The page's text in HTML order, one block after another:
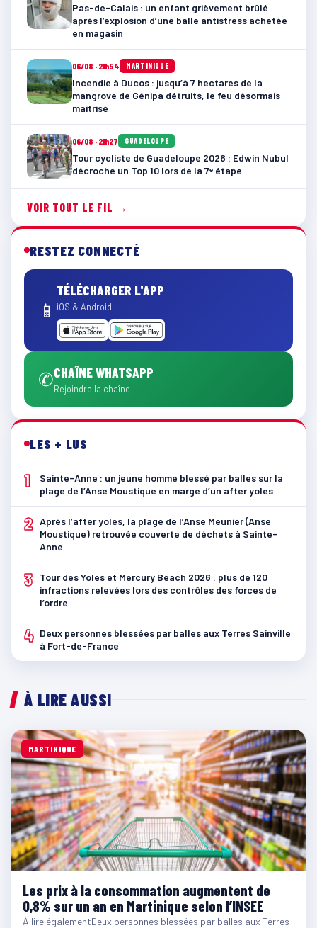
Pas-de-Calais : un enfant grièvement brûlé
après l’explosion d’une balle antistress achetée
en magasin
06/08 · 21h54 MARTINIQUE
Incendie à Ducos : jusqu’à 7 hectares de la
mangrove de Génipa détruits, le feu désormais
maîtrisé
06/08 · 21h27 GUADELOUPE
Tour cycliste de Guadeloupe 2026 : Edwin Nubul
décroche un Top 10 lors de la 7ᵉ étape
VOIR TOUT LE FIL →
RESTEZ CONNECTÉ
📱
TÉLÉCHARGER L'APP
iOS & Android
✆CHAÎNE WHATSAPP
Rejoindre la chaîne
LES + LUS
1
Sainte-Anne : un jeune homme blessé par balles sur la
plage de l’Anse Moustique en marge d’un after yoles
2 Après l’after yoles, la plage de l’Anse Meunier (Anse
Moustique) retrouvée couverte de déchets à Sainte-
Anne
3
Tour des Yoles et Mercury Beach 2026 : plus de 120
infractions relevées lors des contrôles des forces de
l’ordre
4 Deux personnes blessées par balles aux Terres Sainville
à Fort-de-France
À LIRE AUSSI
MARTINIQUE
Les prix à la consommation augmentent de
0,8% sur un an en Martinique selon l’INSEE
À lire égalementDeux personnes blessées par balles aux Terres